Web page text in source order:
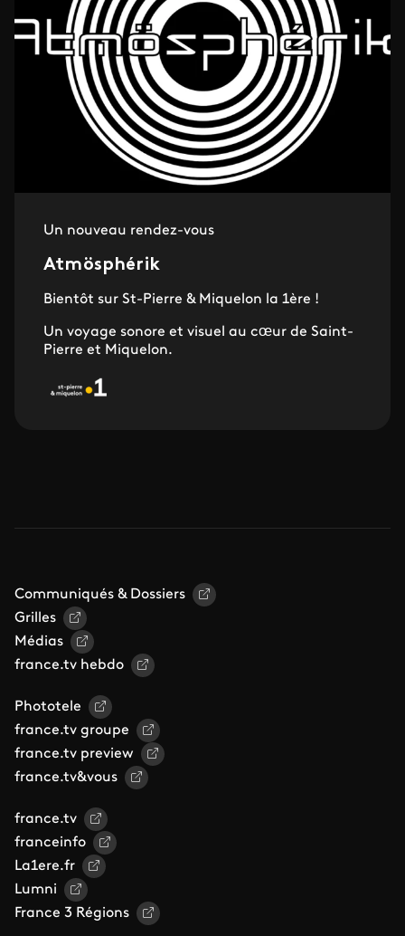
Un nouveau rendez-vous
Atmösphérik
Bientôt sur St-Pierre & Miquelon la 1ère !
Un voyage sonore et visuel au cœur de Saint-
Pierre et Miquelon.
Communiqués & Dossiers
Grilles
Médias
france.tv hebdo
Phototele
france.tv groupe
france.tv preview
france.tv&vous
france.tv
franceinfo
La1ere.fr
Lumni
France 3 Régions